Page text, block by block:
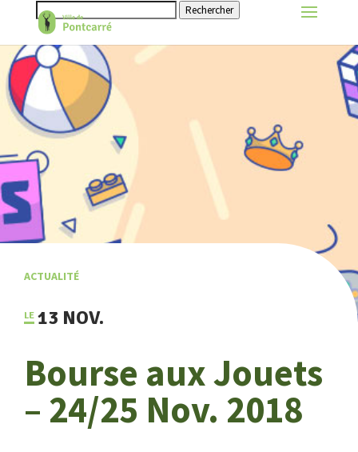
Rechercher
ACTUALITÉ
13 NOV.
Bourse aux Jouets
– 24/25 Nov. 2018